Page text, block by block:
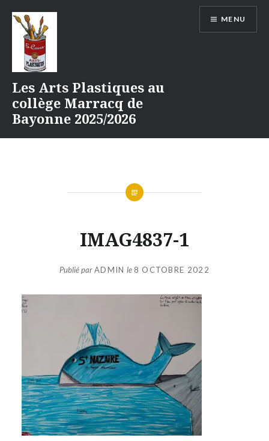
contenu
Les Arts Plastiques au
collège Marracq de
Bayonne 2025/2026
MENU
IMAG4837-1
Publié parADMIN le 8 OCTOBRE 2022